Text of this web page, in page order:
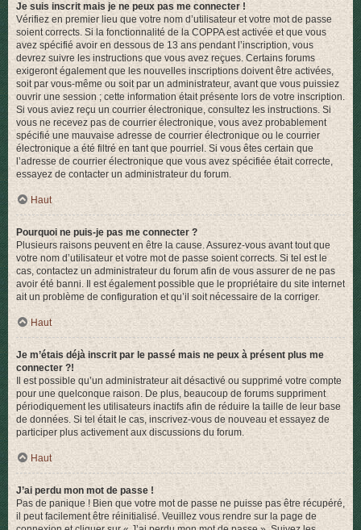
Je suis inscrit mais je ne peux pas me connecter !
Vérifiez en premier lieu que votre nom d’utilisateur et votre mot de passe
soient corrects. Si la fonctionnalité de la COPPA est activée et que vous
avez spécifié avoir en dessous de 13 ans pendant l’inscription, vous
devrez suivre les instructions que vous avez reçues. Certains forums
exigeront également que les nouvelles inscriptions doivent être activées,
soit par vous-même ou soit par un administrateur, avant que vous puissiez
ouvrir une session ; cette information était présente lors de votre inscription.
Si vous aviez reçu un courrier électronique, consultez les instructions. Si
vous ne recevez pas de courrier électronique, vous avez probablement
spécifié une mauvaise adresse de courrier électronique ou le courrier
électronique a été filtré en tant que pourriel. Si vous êtes certain que
l’adresse de courrier électronique que vous avez spécifiée était correcte,
essayez de contacter un administrateur du forum.
Haut
Pourquoi ne puis-je pas me connecter ?
Plusieurs raisons peuvent en être la cause. Assurez-vous avant tout que
votre nom d’utilisateur et votre mot de passe soient corrects. Si tel est le
cas, contactez un administrateur du forum afin de vous assurer de ne pas
avoir été banni. Il est également possible que le propriétaire du site internet
ait un problème de configuration et qu’il soit nécessaire de la corriger.
Haut
Je m’étais déjà inscrit par le passé mais ne peux à présent plus me
connecter ?!
Il est possible qu’un administrateur ait désactivé ou supprimé votre compte
pour une quelconque raison. De plus, beaucoup de forums suppriment
périodiquement les utilisateurs inactifs afin de réduire la taille de leur base
de données. Si tel était le cas, inscrivez-vous de nouveau et essayez de
participer plus activement aux discussions du forum.
Haut
J’ai perdu mon mot de passe !
Pas de panique ! Bien que votre mot de passe ne puisse pas être récupéré,
il peut facilement être réinitialisé. Veuillez vous rendre sur la page de